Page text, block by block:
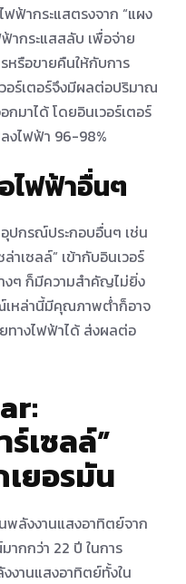
ฟฟ้ากระแสตรงจาก “แผง
ากระแสสลับ เพื่อจ่าย
หรือขายคืนให้กับการ
อร์เตอร์จึงมีผลต่อปริมาณ
มาได้ โดยอินเวอร์เตอร์
งไฟฟ้า 96-98%
ไฟฟ้าอื่นๆ
ปกรณ์ประกอบอื่นๆ เช่น
าเซลล์” เข้ากับอินเวอร์
ๆ ก็มีความสําคัญไม่ยิ่ง
เหล่านี้มีคุณภาพต่ําก็อาจ
ทางไฟฟ้าได้ ส่งผลต่อ
ร์เซลล์”
ยอรมัน
ลังงานแสงอาทิตย์จาก
ากกว่า 22 ปี ในการ
านแสงอาทิตย์ทั้งใน